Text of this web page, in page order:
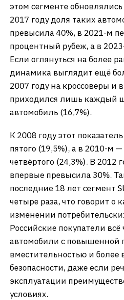
этом сегменте
2017 году доля таких
превысила 40%, в 2021-м
процентный рубеж, а в
Если оглянуться на более
динамика выглядит ещё
2007 году на кроссоверы и
приходился лишь каждый
автомобиль (16,7%).
К 2008 году этот
пятого (19,5%), а в 2010-м
четвёртого (24,3%). В 2012
впервые превысила 30%.
последние 18 лет сегмент
четыре раза, что говорит о
изменении
Российские покупатели
автомобили с повышенной
вместительностью и
безопасности, даже если
эксплуатации
условиях.